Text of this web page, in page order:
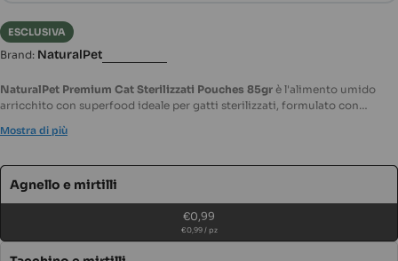
Consegna ogni mese, 10% di sconto — €0,89
ESCLUSIVA
Brand: NaturalPet
NaturalPet Premium Cat Sterilizzati Pouches 85gr è l'alimento umido
arricchito con superfood ideale per gatti sterilizzati, formulato con
artificiali. Un perfetto mix tra nutrimento e gusto, che mantiene sotto
Mostra di più
Agnello e mirtilli
esaurita
non
€0,99
€0,99 / pz